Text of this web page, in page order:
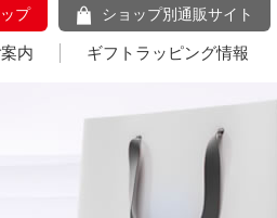
プ ショップ別通販サイト
内 ギフトラッピング情報